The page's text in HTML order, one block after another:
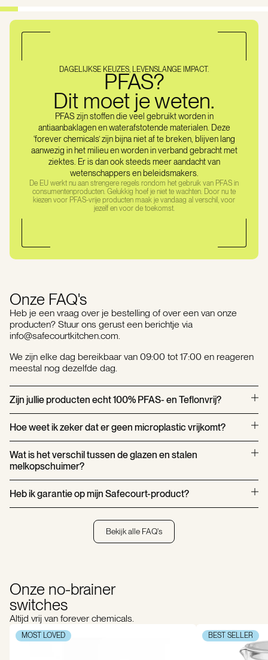
DAGELIJKSE KEUZES, LEVENSLANGE IMPACT.
PFAS?
Dit moet je weten.
PFAS zijn stoffen die veel gebruikt worden in
antiaanbaklagen en waterafstotende materialen. Deze
‘forever chemicals’ zijn bijna niet af te breken, blijven lang
aanwezig in het milieu en worden in verband gebracht met
ziektes. Er is dan ook steeds meer aandacht van
wetenschappers en beleidsmakers.
De EU werkt nu aan strengere regels rondom het gebruik van PFAS in
consumentenproducten. Gelukkig hoef je niet te wachten. Door nu te
kiezen voor PFAS-vrije producten maak je vandaag al verschil, voor
jezelf en voor de toekomst.
Onze FAQ's
Heb je een vraag over je bestelling of over een van onze
producten? Stuur ons gerust een berichtje via
info@safecourtkitchen.com.
We zijn elke dag bereikbaar van 09:00 tot 17:00 en reageren
meestal nog dezelfde dag.
Zijn jullie producten echt 100% PFAS- en Teflonvrij?
(PTFE) en andere “forever chemicals”. Sommige van onze
producten hebben wél een coating - maar dat is een
keramische, PFAS-vrije coating. We werken alleen maar met
bekend veilige materialen. Denk aan roestvrij staal, glas en
Hoe weet ik zeker dat er geen microplastic vrijkomt?
hitte of wrijving ontstaat. Onze glazen melkopschuimers en
cold press juicers bevatten geen binnenlagen die kunnen
slijten. Alles wordt bovendien natuurlijk intensief getest vóór
lancering.
Wat is het verschil tussen de glazen en stalen
melkopschuimer?
coating. Ideaal als je alles wilt zien en puur glas prefereert. De
stalen variant is robuuster, warmt iets sneller op en heeft een
ingebouwde temperatuurregeling. De keramische coating is
volledig PFAS-vrij en veilig getest.
Heb ik garantie op mijn Safecourt-product?
problemen of fabricagefouten lossen we het snel en
kosteloos voor je op. Geen gedoe, stuur ons gewoon even
Bekijk alle FAQ's
Onze no-brainer
switches
Altijd vrij van forever chemicals.
MOST LOVED BEST SELLER